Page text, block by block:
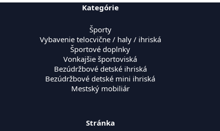
Kategórie
Športy
Vybavenie telocvične / haly / ihriská
Športové doplnky
Vonkajšie športoviská
Bezúdržbové detské ihriská
Bezúdržbové detské mini ihriská
Mestský mobiliár
Stránka